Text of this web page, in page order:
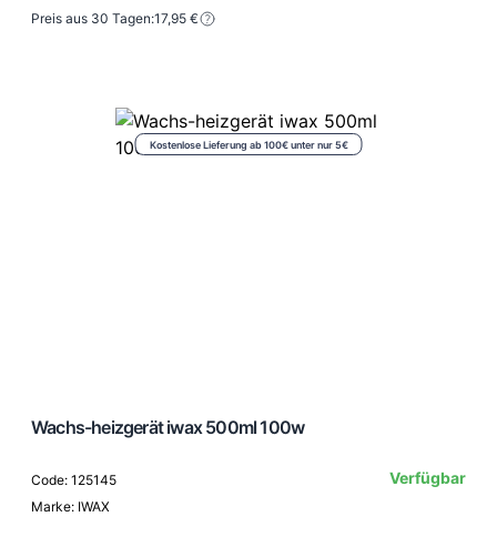
Preis aus 30 Tagen:17,95 €
Kostenlose Lieferung ab 100€ unter nur 5€
Wachs-heizgerät iwax 500ml 100w
Code: 125145
Marke: IWAX
Verfügbar